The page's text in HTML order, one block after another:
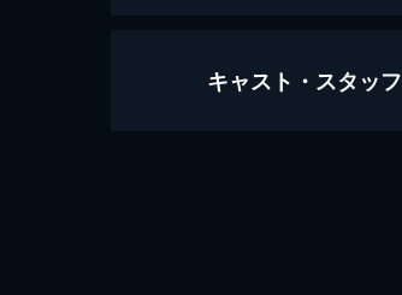
首領の道9
キャスト・スタッフ